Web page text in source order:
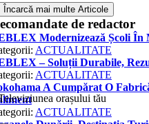
Încarcă mai multe Articole
de redactor
orașului tău